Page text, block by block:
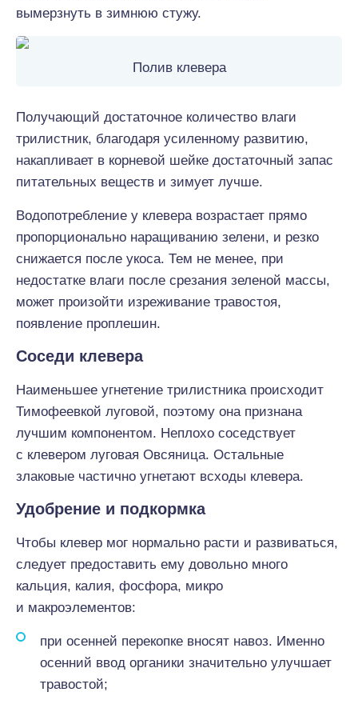
вымерзнуть в зимнюю стужу.
Полив клевера
Получающий достаточное количество влаги
трилистник, благодаря усиленному развитию,
накапливает в корневой шейке достаточный запас
питательных веществ и зимует лучше.
Водопотребление у клевера возрастает прямо
пропорционально наращиванию зелени, и резко
снижается после укоса. Тем не менее, при
недостатке влаги после срезания зеленой массы,
может произойти изреживание травостоя,
появление проплешин.
Соседи клевера
Наименьшее угнетение трилистника происходит
Тимофеевкой луговой, поэтому она признана
лучшим компонентом. Неплохо соседствует
с клевером луговая Овсяница. Остальные
злаковые частично угнетают всходы клевера.
Удобрение и подкормка
Чтобы клевер мог нормально расти и развиваться,
следует предоставить ему довольно много
кальция, калия, фосфора, микро
и макроэлементов:
при осенней перекопке вносят навоз. Именно
осенний ввод органики значительно улучшает
травостой;